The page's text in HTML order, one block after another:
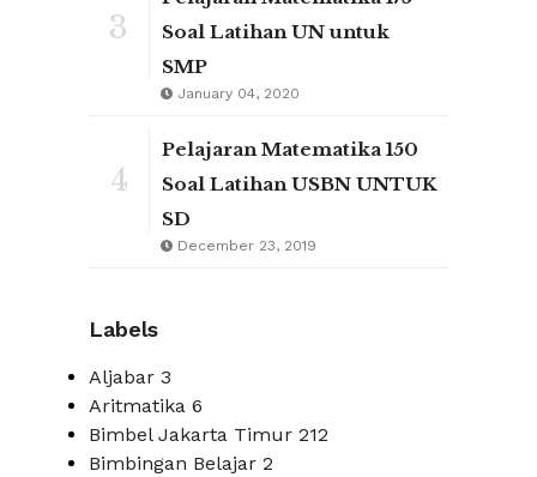
3
Soal Latihan UN untuk
SMP
January 04, 2020
4
Pelajaran Matematika 150
Soal Latihan USBN UNTUK
SD
December 23, 2019
Labels
Aljabar 3
Aritmatika 6
Bimbel Jakarta Timur 212
Bimbingan Belajar 2